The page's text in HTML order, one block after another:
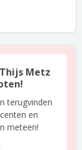
Metz
terugvinden
en
meteen!